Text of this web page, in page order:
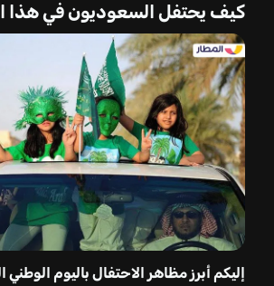
كيف يحتفل السعوديون في هذا
إليكم أبرز مظاهر الاحتفال باليوم